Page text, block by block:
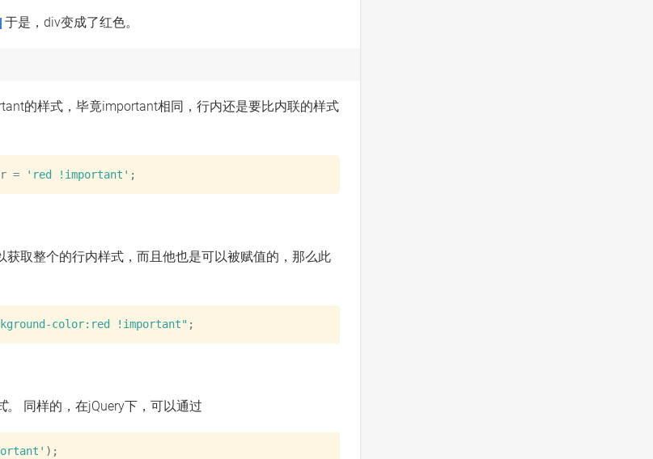
于是，div变成了红色。
的样式，毕竟important相同，行内还是要比内联的样式
= 'red !important' ;
获取整个的行内样式，而且他也是可以被赋值的，那么此
color:red !important" ;
同样的，在jQuery下，可以通过
) ;